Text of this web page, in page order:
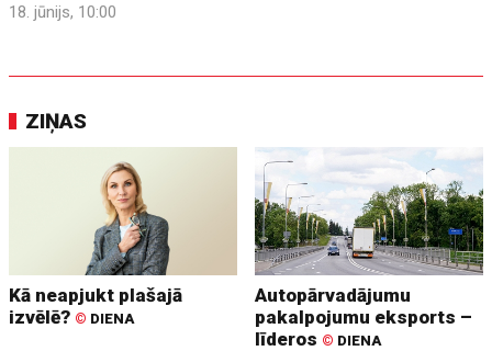
18. jūnijs, 10:00
ZIŅAS
Kā neapjukt plašajā
izvēlē? © DIENA
Autopārvadājumu
pakalpojumu eksports –
līderos © DIENA